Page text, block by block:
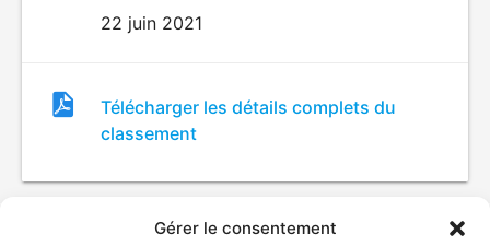
Gérer le consentement
22 juin 2021
Fichier
de
classement
Télécharger les détails complets du
classement